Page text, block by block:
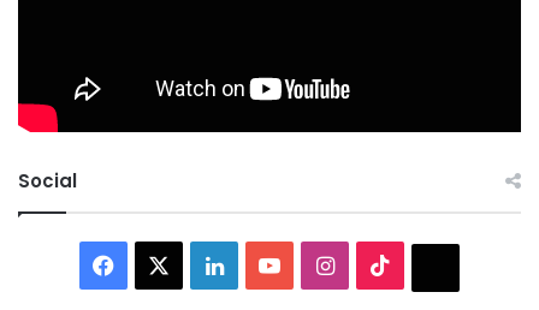
Social
Facebook LinkedInYouTubeInstagram